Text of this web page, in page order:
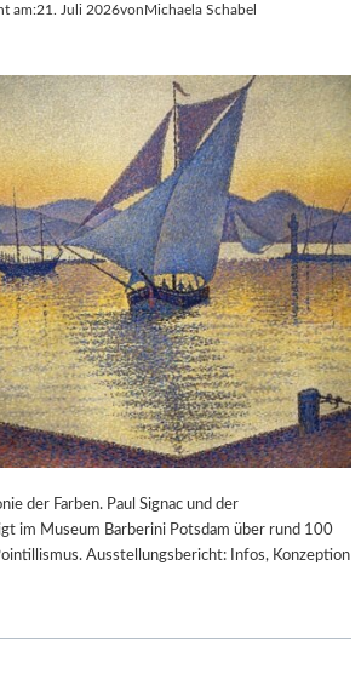
am:21. Juli 2026vonMichaela Schabel
der Farben. Paul Signac und der
im Museum Barberini Potsdam über rund 100
Ausstellungsbericht: Infos, Konzeption